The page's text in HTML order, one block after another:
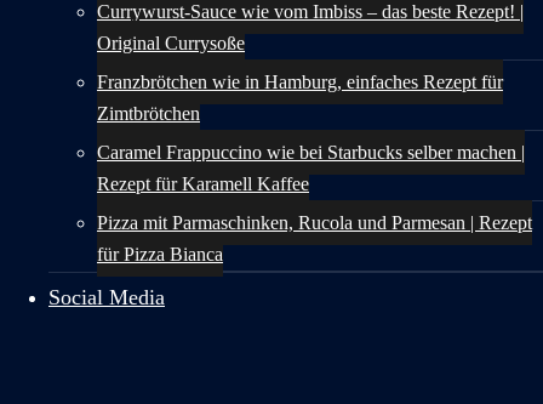
Currywurst-Sauce wie vom Imbiss – das beste Rezept! |
Original Currysoße
Franzbrötchen wie in Hamburg, einfaches Rezept für
Zimtbrötchen
Caramel Frappuccino wie bei Starbucks selber machen |
Rezept für Karamell Kaffee
Pizza mit Parmaschinken, Rucola und Parmesan | Rezept
für Pizza Bianca
Social Media